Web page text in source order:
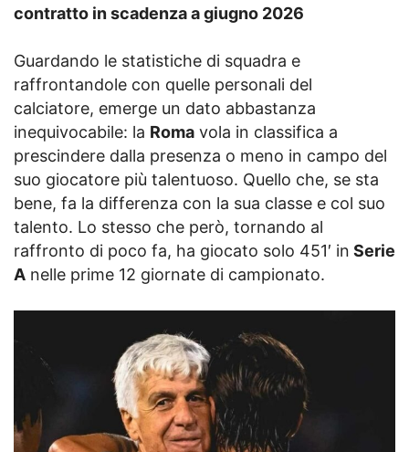
contratto in scadenza a giugno 2026
Guardando le statistiche di squadra e
raffrontandole con quelle personali del
calciatore, emerge un dato abbastanza
inequivocabile: la Roma vola in classifica a
prescindere dalla presenza o meno in campo del
suo giocatore più talentuoso. Quello che, se sta
bene, fa la differenza con la sua classe e col suo
talento. Lo stesso che però, tornando al
raffronto di poco fa, ha giocato solo 451′ in Serie
A nelle prime 12 giornate di campionato.